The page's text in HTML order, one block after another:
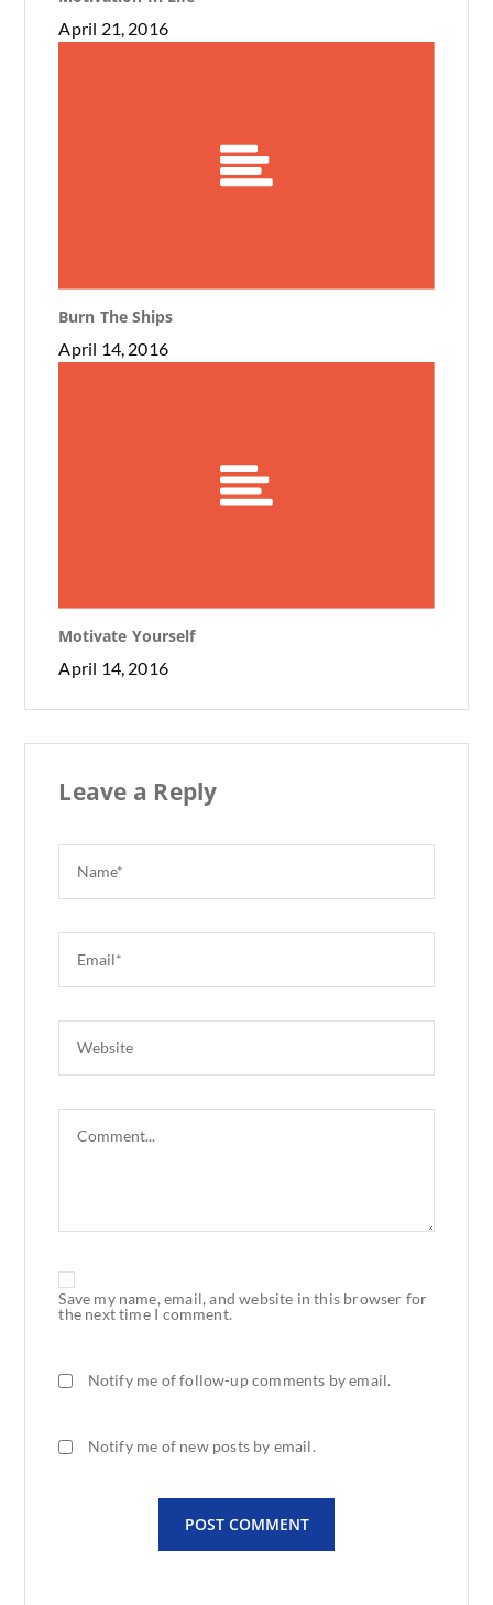
April 21, 2016
Burn The Ships
April 14, 2016
Motivate Yourself
April 14, 2016
Leave a Reply
Save my name, email, and website in this browser for
the next time I comment.
Notify me of follow-up comments by email.
Notify me of new posts by email.